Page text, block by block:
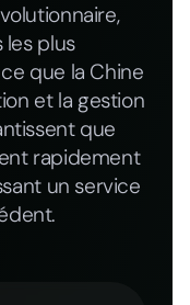
les plus
que la Chine
et la gestion
que
rapidement
un service